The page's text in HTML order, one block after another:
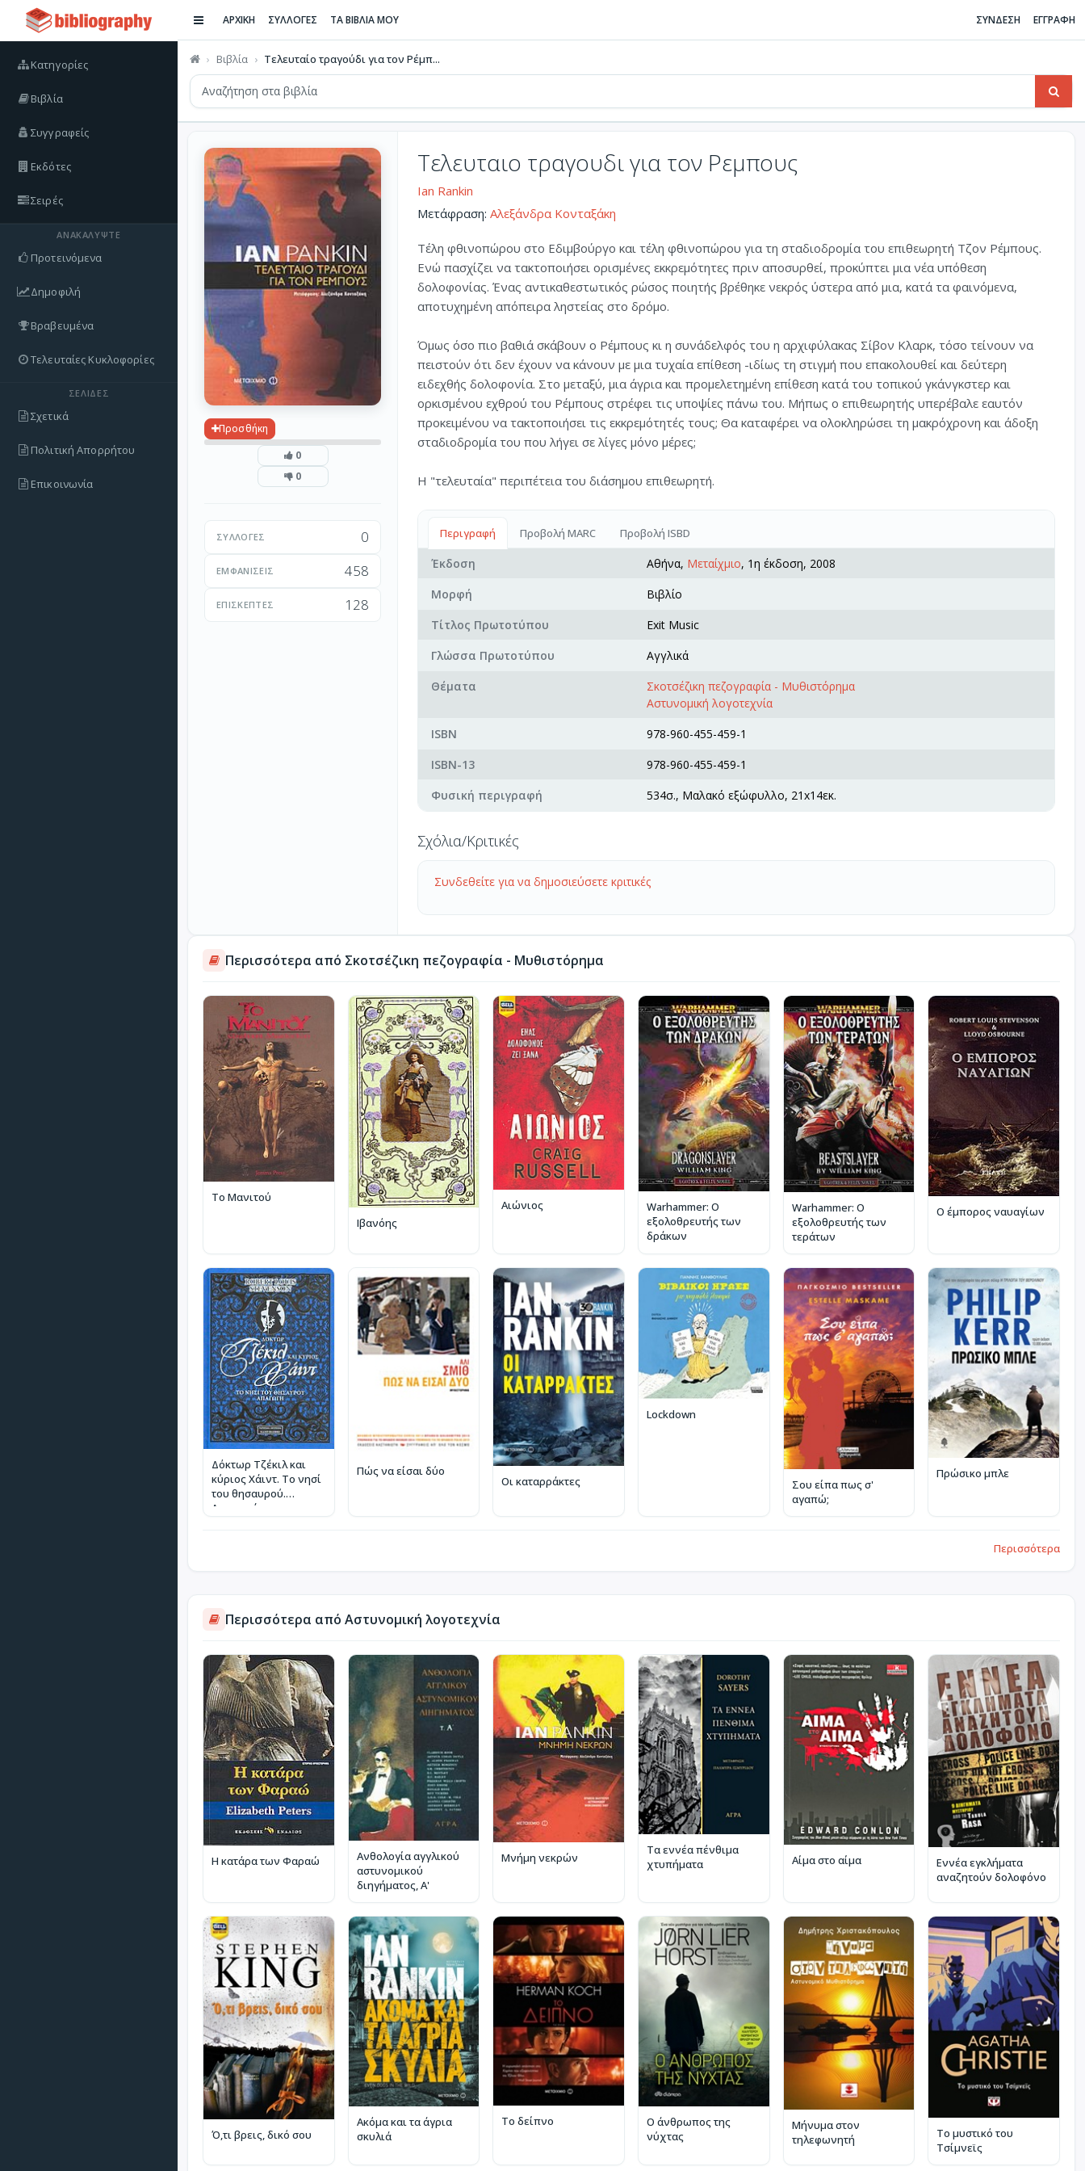
Κατηγορίες
Βιβλία
Συγγραφείς
Εκδότες
Σειρές
ΑΝΑΚΑΛΎΨΤΕ
Προτεινόμενα
Δημοφιλή
Βραβευμένα
Τελευταίες Κυκλοφορίες
ΣΕΛΊΔΕΣ
Σχετικά
Πολιτική Απορρήτου
Επικοινωνία
ΑΡΧΙΚΗ ΣΥΛΛΟΓΕΣ ΤΑ ΒΙΒΛΙΑ ΜΟΥ ΣΥΝΔΕΣΗ ΕΓΓΡΑΦΗ
Βιβλία Τελευταίο τραγούδι για τον Ρέμπ...
Προσθήκη
0
0
ΣΥΛΛΟΓΈΣ 0
ΕΜΦΑΝΊΣΕΙΣ 458
ΕΠΙΣΚΈΠΤΕΣ 128
Τελευταιο τραγουδι για τον Ρεμπους
Ian Rankin
Μετάφραση: Αλεξάνδρα Κονταξάκη
Τέλη φθινοπώρου στο Εδιμβούργο και τέλη φθινοπώρου για τη σταδιοδρομία του επιθεωρητή Τζον Ρέμπους.
Ενώ πασχίζει να τακτοποιήσει ορισμένες εκκρεμότητες πριν αποσυρθεί, προκύπτει μια νέα υπόθεση
δολοφονίας. Ένας αντικαθεστωτικός ρώσος ποιητής βρέθηκε νεκρός ύστερα από μια, κατά τα φαινόμενα,
αποτυχημένη απόπειρα ληστείας στο δρόμο.
Όμως όσο πιο βαθιά σκάβουν ο Ρέμπους κι η συνάδελφός του η αρχιφύλακας Σίβον Κλαρκ, τόσο τείνουν να
πειστούν ότι δεν έχουν να κάνουν με μια τυχαία επίθεση -ιδίως τη στιγμή που επακολουθεί και δεύτερη
ειδεχθής δολοφονία. Στο μεταξύ, μια άγρια και προμελετημένη επίθεση κατά του τοπικού γκάνγκστερ και
ορκισμένου εχθρού του Ρέμπους στρέφει τις υποψίες πάνω του. Μήπως ο επιθεωρητής υπερέβαλε εαυτόν
προκειμένου να τακτοποιήσει τις εκκρεμότητές τους; Θα καταφέρει να ολοκληρώσει τη μακρόχρονη και άδοξη
σταδιοδρομία του που λήγει σε λίγες μόνο μέρες;
Η "τελευταία" περιπέτεια του διάσημου επιθεωρητή.
Περιγραφή Προβολή MARC Προβολή ISBD
Έκδοση Αθήνα, Μεταίχμιο, 1η έκδοση, 2008
Μορφή
Βιβλίο
Τίτλος Πρωτοτύπου
Exit Music
Γλώσσα Πρωτοτύπου
Αγγλικά
Θέματα
Σκοτσέζικη πεζογραφία - Μυθιστόρημα
Αστυνομική λογοτεχνία
ISBN
978-960-455-459-1
ISBN-13
978-960-455-459-1
Φυσική περιγραφή
534σ., Μαλακό εξώφυλλο, 21x14εκ.
Σχόλια/Κριτικές
Συνδεθείτε για να δημοσιεύσετε κριτικές
Περισσότερα από Σκοτσέζικη πεζογραφία - Μυθιστόρημα
Το Μανιτού
Ιβανόης
Αιώνιος
Warhammer: Ο
εξολοθρευτής των
δράκων
Warhammer: Ο
εξολοθρευτής των
τεράτων
Ο έμπορος ναυαγίων
Δόκτωρ Τζέκιλ και
κύριος Χάιντ. Το νησί
του θησαυρού.
Απαγωγή
Πώς να είσαι δύο
Οι καταρράκτες
Lockdown
Σου είπα πως σ'
αγαπώ;
Πρώσικο μπλε
Περισσότερα
Περισσότερα από Αστυνομική λογοτεχνία
Η κατάρα των Φαραώ
Ανθολογία αγγλικού
αστυνομικού
διηγήματος, Α'
Μνήμη νεκρών
Τα εννέα πένθιμα
χτυπήματα
Αίμα στο αίμα
Εννέα εγκλήματα
αναζητούν δολοφόνο
Ό,τι βρεις, δικό σου
Ακόμα και τα άγρια
σκυλιά
Το δείπνο
Ο άνθρωπος της
νύχτας
Μήνυμα στον
τηλεφωνητή
Το μυστικό του
Τσίμνεϊς